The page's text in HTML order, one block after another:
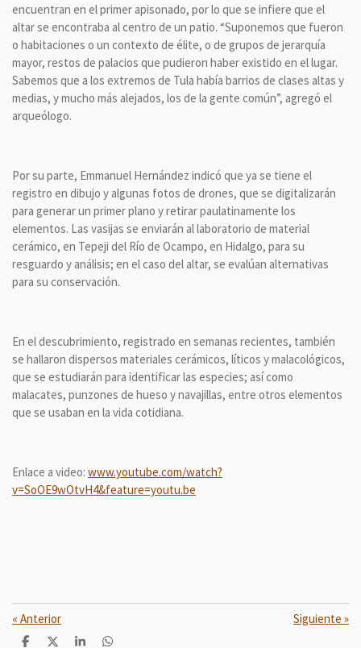
encuentran en el primer apisonado, por lo que se infiere que el
altar se encontraba al centro de un patio. “Suponemos que fueron
o habitaciones o un contexto de élite, o de grupos de jerarquía
mayor, restos de palacios que pudieron haber existido en el lugar.
Sabemos que a los extremos de Tula había barrios de clases altas y
medias, y mucho más alejados, los de la gente común”, agregó el
arqueólogo.
Por su parte, Emmanuel Hernández indicó que ya se tiene el
registro en dibujo y algunas fotos de drones, que se digitalizarán
para generar un primer plano y retirar paulatinamente los
elementos. Las vasijas se enviarán al laboratorio de material
cerámico, en Tepeji del Río de Ocampo, en Hidalgo, para su
resguardo y análisis; en el caso del altar, se evalúan alternativas
para su conservación.
En el descubrimiento, registrado en semanas recientes, también
se hallaron dispersos materiales cerámicos, líticos y malacológicos,
que se estudiarán para identificar las especies; así como
malacates, punzones de hueso y navajillas, entre otros elementos
que se usaban en la vida cotidiana.
Enlace a video: www.youtube.com/watch?
v=SoOE9wOtvH4&feature=youtu.be
« Anterior Siguiente »